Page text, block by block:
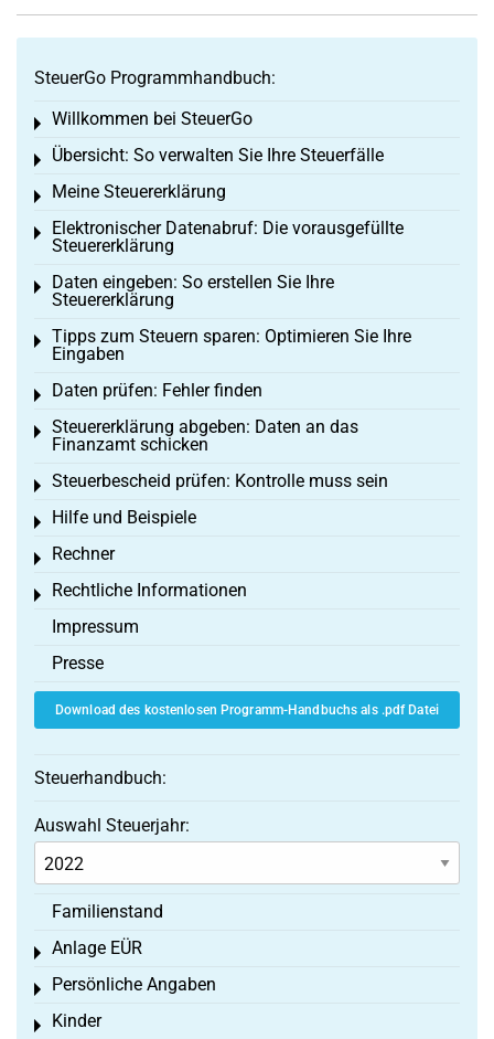
SteuerGo Programmhandbuch:
Willkommen bei SteuerGo
Toggle menu
Übersicht: So verwalten Sie Ihre Steuerfälle
Toggle menu
Meine Steuererklärung
Toggle menu
Elektronischer Datenabruf: Die vorausgefüllte
Steuererklärung
Toggle menu
Daten eingeben: So erstellen Sie Ihre
Steuererklärung
Toggle menu
Tipps zum Steuern sparen: Optimieren Sie Ihre
Eingaben
Toggle menu
Daten prüfen: Fehler finden
Toggle menu
Steuererklärung abgeben: Daten an das
Finanzamt schicken
Toggle menu
Steuerbescheid prüfen: Kontrolle muss sein
Toggle menu
Hilfe und Beispiele
Toggle menu
Rechner
Toggle menu
Rechtliche Informationen
Toggle menu
Impressum
Presse
Download des kostenlosen Programm-Handbuchs als .pdf Datei
Steuerhandbuch:
Auswahl Steuerjahr:
Familienstand
Anlage EÜR
Toggle menu
Persönliche Angaben
Toggle menu
Kinder
Toggle menu